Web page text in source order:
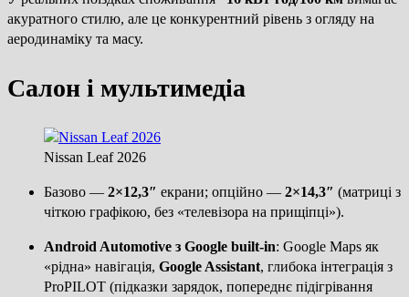
акуратного стилю, але це конкурентний рівень з огляду на
аеродинаміку та масу.
Салон і мультимедіа
Nissan Leaf 2026
Базово — 2×12,3″ екрани; опційно — 2×14,3″ (матриці з
чіткою графікою, без «телевізора на прищіпці»).
Android Automotive з Google built-in: Google Maps як
«рідна» навігація, Google Assistant, глибока інтеграція з
ProPILOT (підказки зарядок, попереднє підігрівання